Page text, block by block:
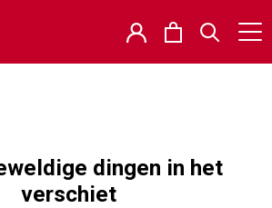
dingen in het
verschiet